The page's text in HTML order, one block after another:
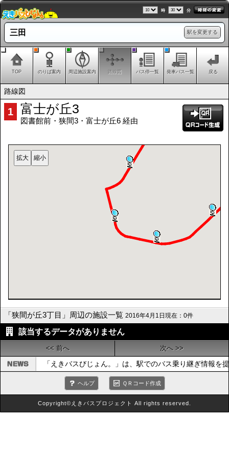
時 分
駅を変更する
三田
TOP のりば案内 周辺施設案内 路線図 バス停一覧 発車バス一覧 戻る
路線図
1 富士が丘3
図書館前・狭間3・富士が丘6 経由
「狭間が丘3丁目」周辺の施設一覧 2016年4月1日現在：0件
該当するデータがありません
<< 前へ 次へ >>
「えきバスびじょん。」は、駅でのバス乗り継ぎ情報を
ヘルプ ＱＲコード作成
Copyright©えきバスプロジェクト All rights reserved.